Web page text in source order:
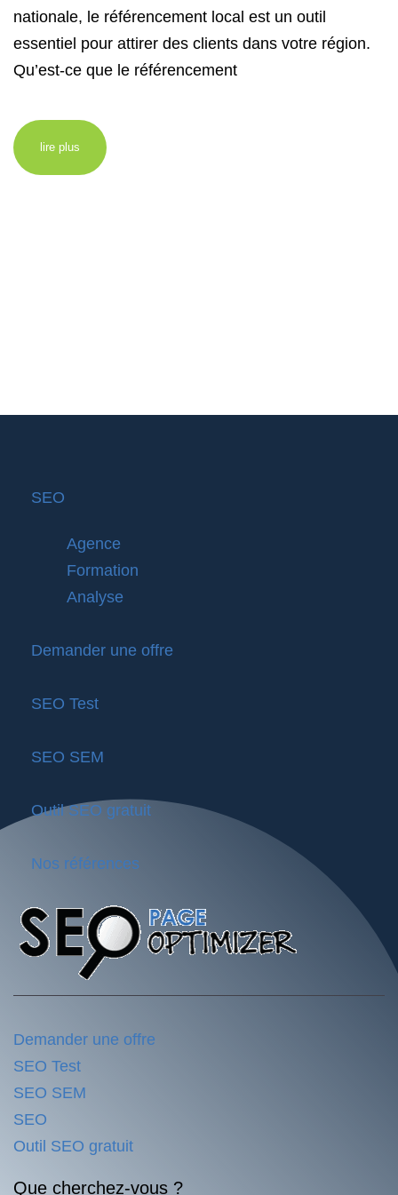
nationale, le référencement local est un outil
essentiel pour attirer des clients dans votre région.
Qu’est-ce que le référencement
lire plus
SEO
Agence
Formation
Analyse
Demander une offre
SEO Test
SEO SEM
Outil SEO gratuit
Nos références
Demander une offre
SEO Test
SEO SEM
SEO
Outil SEO gratuit
Que cherchez-vous ?